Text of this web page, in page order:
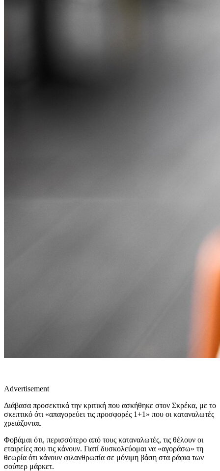
Advertisement
Διάβασα προσεκτικά την κριτική που ασκήθηκε στον Σκρέκα, με το
σκεπτικό ότι «απαγορεύει τις προσφορές 1+1» που οι καταναλωτές
χρειάζονται.
Φοβάμαι ότι, περισσότερο από τους καταναλωτές, τις θέλουν οι
εταιρείες που τις κάνουν. Γιατί δυσκολεύομαι να «αγοράσω» τη
θεωρία ότι κάνουν φιλανθρωπία σε μόνιμη βάση στα ράφια των
σούπερ μάρκετ.